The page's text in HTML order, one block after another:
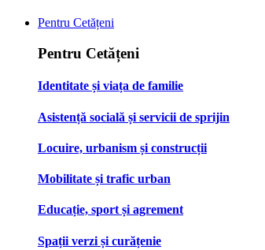
Pentru Cetățeni
Pentru Cetățeni
Identitate și viața de familie
Asistență socială și servicii de sprijin
Locuire, urbanism și construcții
Mobilitate și trafic urban
Educație, sport și agrement
Spații verzi și curățenie